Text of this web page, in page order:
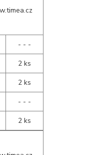
- - -
2 ks
2 ks
- - -
2 ks